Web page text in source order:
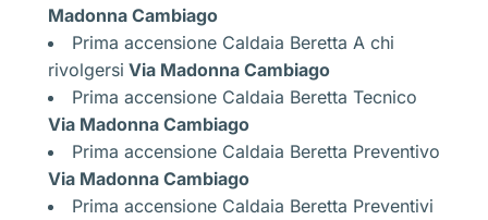
Madonna Cambiago
Prima accensione Caldaia Beretta A chi
rivolgersi Via Madonna Cambiago
Prima accensione Caldaia Beretta Tecnico
Via Madonna Cambiago
Prima accensione Caldaia Beretta Preventivo
Via Madonna Cambiago
Prima accensione Caldaia Beretta Preventivi